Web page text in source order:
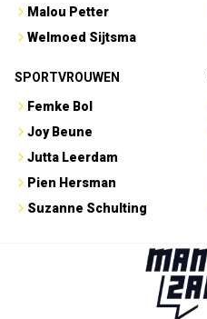
Malou Petter
Welmoed Sijtsma
SPORTVROUWEN
Femke Bol
Joy Beune
Jutta Leerdam
Pien Hersman
Suzanne Schulting